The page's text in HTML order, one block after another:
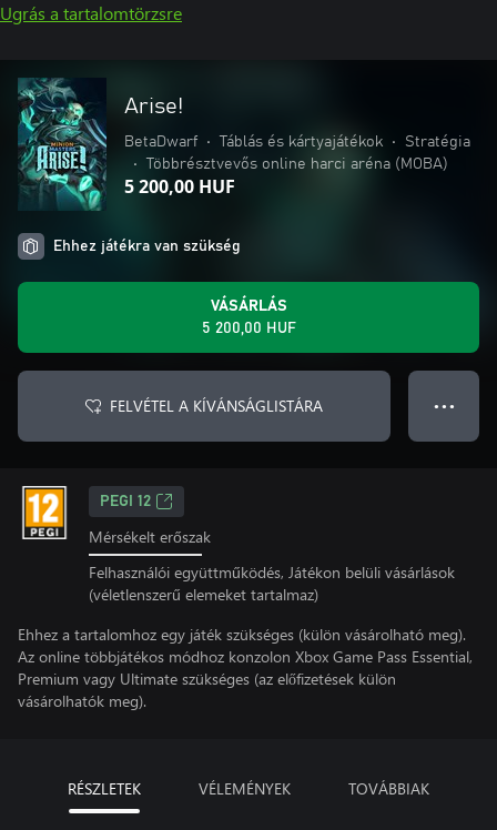
Ugrás a tartalomtörzsre
Arise!
BetaDwarf • Táblás és kártyajátékok •
Stratégia
•
Többrésztvevős online harci aréna (MOBA)
5 200,00 HUF
Ehhez játékra van szükség
VÁSÁRLÁS
5 200,00 HUF
FELVÉTEL A KÍVÁNSÁGLISTÁRA ● ● ●
PEGI 12
Mérsékelt erőszak
Felhasználói együttműködés, Játékon belüli vásárlások
(véletlenszerű elemeket tartalmaz)
Ehhez a tartalomhoz egy játék szükséges (külön vásárolható meg).
Az online többjátékos módhoz konzolon Xbox Game Pass Essential,
Premium vagy Ultimate szükséges (az előfizetések külön
vásárolhatók meg).
RÉSZLETEK VÉLEMÉNYEK TOVÁBBIAK